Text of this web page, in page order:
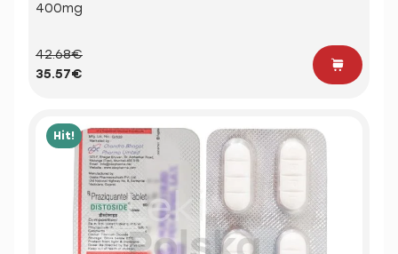
400mg
42.68€
35.57€
Hit!